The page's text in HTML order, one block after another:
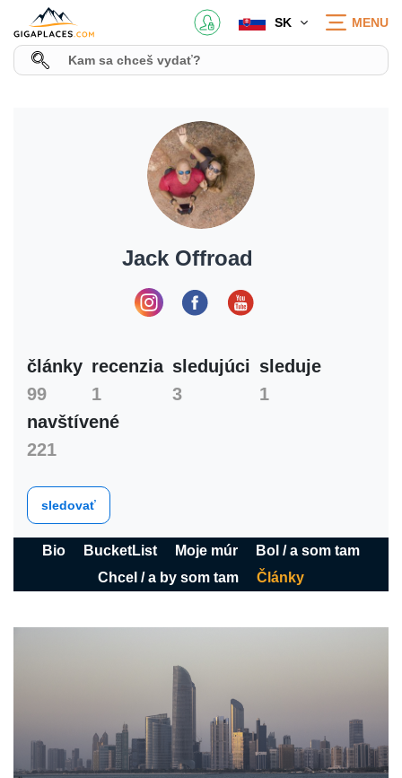
SK MENU
Jack Offroad
články
99
recenzia
1
sledujúci
3
sleduje
1
navštívené
221
sledovať
Bio BucketList Moje múr
Bol / a som tam
Chcel / a by som tam
Články